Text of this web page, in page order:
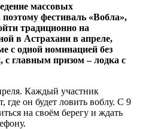
массовых
поэтому фестиваль «Вобла»,
традиционно на
в Астрахани в апреле,
с одной номинацией без
с главным призом – лодка с
Каждый участник
где он будет ловить воблу. С 9
на своём берегу и ждать